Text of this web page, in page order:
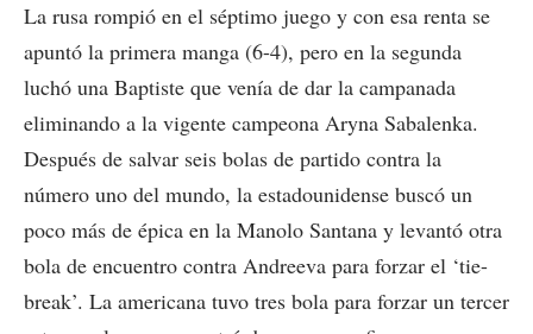
La rusa rompió en el séptimo juego y con esa renta se
apuntó la primera manga (6-4), pero en la segunda
luchó una Baptiste que venía de dar la campanada
eliminando a la vigente campeona Aryna Sabalenka.
Después de salvar seis bolas de partido contra la
número uno del mundo, la estadounidense buscó un
poco más de épica en la Manolo Santana y levantó otra
bola de encuentro contra Andreeva para forzar el ‘tie-
break’. La americana tuvo tres bola para forzar un tercer